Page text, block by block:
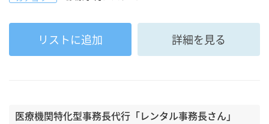
リストに追加 詳細を見る
医療機関特化型事務長代行「レンタル事務長さん」